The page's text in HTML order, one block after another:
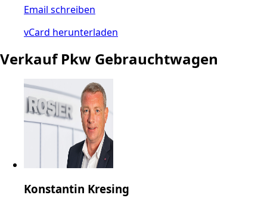
Email schreiben
vCard herunterladen
Verkauf Pkw Gebrauchtwagen
Konstantin Kresing